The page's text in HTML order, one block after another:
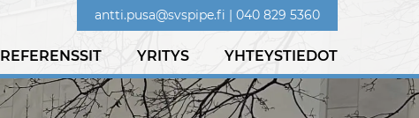
antti.pusa@svspipe.fi | 040 829 5360
REFERENSSIT YRITYS YHTEYSTIEDOT